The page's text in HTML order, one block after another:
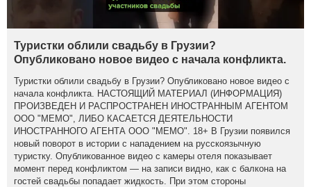
Туристки облили свадьбу в Грузии?
Опубликовано новое видео с начала конфликта.
Туристки облили свадьбу в Грузии? Опубликовано новое видео с
начала конфликта. НАСТОЯЩИЙ МАТЕРИАЛ (ИНФОРМАЦИЯ)
ПРОИЗВЕДЕН И РАСПРОСТРАНЕН ИНОСТРАННЫМ АГЕНТОМ
ООО "МЕМО", ЛИБО КАСАЕТСЯ ДЕЯТЕЛЬНОСТИ
ИНОСТРАННОГО АГЕНТА ООО "МЕМО". 18+ В Грузии появился
новый поворот в истории с нападением на русскоязычную
туристку. Опубликованное видео с камеры отеля показывает
момент перед конфликтом — на записи видно, как с балкона на
гостей свадьбы попадает жидкость. При этом стороны